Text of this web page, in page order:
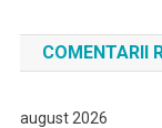
COMENTARII
august 2026